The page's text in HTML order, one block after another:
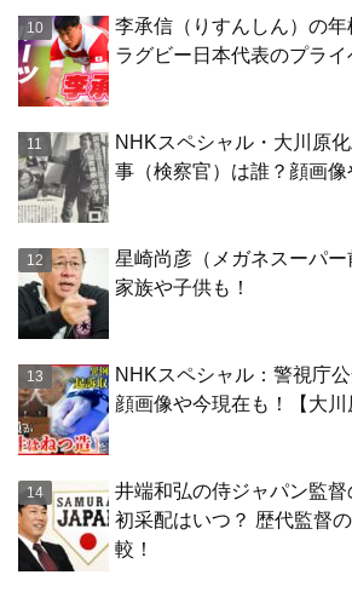
李承信（りすんしん）の年
ラグビー日本代表のプライ
NHKスペシャル・大川原
事（検察官）は誰？顔画像
星崎尚彦（メガネスーパー
家族や子供も！
NHKスペシャル：警視庁
顔画像や今現在も！【大川
井端和弘の侍ジャパン監
初采配はいつ？ 歴代監督
較！